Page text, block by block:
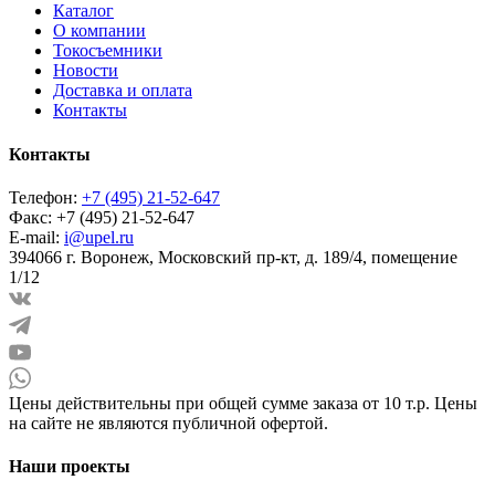
Каталог
О компании
Токосъемники
Новости
Доставка и оплата
Контакты
Контакты
Телефон: +7 (495) 21-52-647
Факс: +7 (495) 21-52-647
E-mail: i@upel.ru
394066 г. Воронеж, Московский пр-кт, д. 189/4, помещение
1/12
Цены действительны при общей сумме заказа от 10 т.р. Цены
на сайте не являются публичной офертой.
Наши проекты